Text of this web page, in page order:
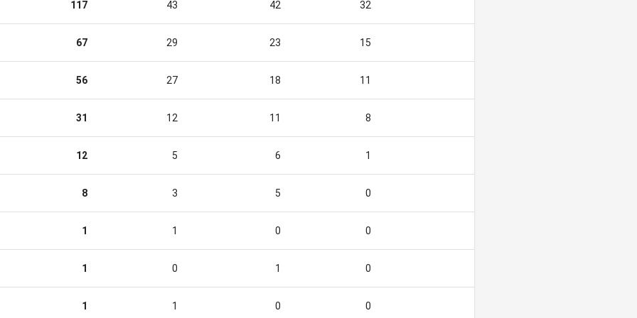
117 43 42 32
67 29 23 15
56 27 18 11
31 12 11 8
12 5 6 1
8 3 5 0
1 1 0 0
1 0 1 0
1 1 0 0